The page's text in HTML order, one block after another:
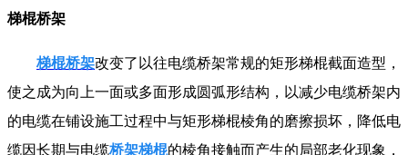
梯棍桥架
梯棍桥架改变了以往电缆桥架常规的矩形梯棍截面造型，
使之成为向上一面或多面形成圆弧形结构，以减少电缆桥架内
的电缆在铺设施工过程中与矩形梯棍棱角的磨擦损坏，降低电
缆因长期与电缆桥架梯棍的棱角接触而产生的局部老化现象，